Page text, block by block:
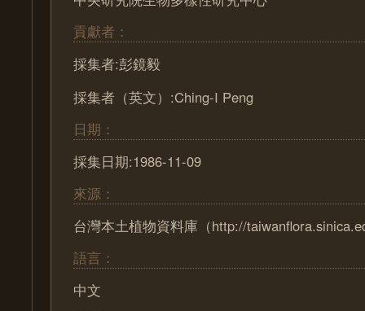
貢獻者：
採集者:彭鏡毅
採集者（英文）:Ching-I Peng
日期：
採集日期:1986-11-09
來源：
台灣本土植物資料庫（http://
語言：
中文